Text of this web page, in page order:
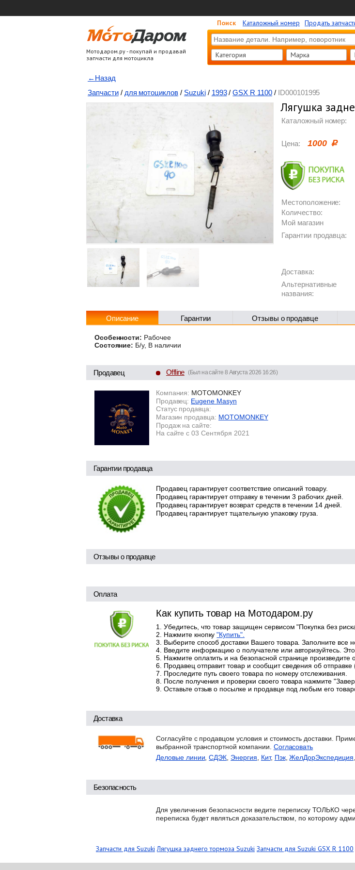
Мотодаром.ру - покупай и продавай
запчасти для мотоцикла
Поиск Каталожный номер Продать
Категория Марка
←Назад
Запчасти / для мотоциклов / Suzuki / 1993 / GSX R 1100/ ID000101995
Лягушка
Каталожный номер:
Цена: 1000
Местоположение:
Количество:
Мой магазин
Гарантии продавца:
Доставка:
Альтернативные
названия:
Описание Гарантии Отзывы о продавце
Особенности: Рабочее
Состояние: Б/у, В наличии
Продавец Offline (Был на сайте 8 Августа 2026 16:26)
Компания: MOTOMONKEY
Продавец: Eugene Masyn
Статус продавца:
Магазин продавца: MOTOMONKEY
Продаж на сайте:
На сайте с 03 Сентября 2021
Гарантии продавца
Продавец гарантирует соответствие описаний товару.
Продавец гарантирует отправку в течении 3 рабочих дней.
Продавец гарантирует возврат средств в течении 14 дней.
Продавец гарантирует тщательную упаковку груза.
Отзывы о продавце
Оплата
Как купить товар на Мотодаром.ру
Убедитесь, что товар защищен сервисом "Покупка без
Нажмите кнопку"Купить".
Выберите способ доставки Вашего товара. Заполните
Введите информацию о получателе или авторизуйтесь.
Нажмите оплатить и на безопасной странице произведите
Продавец отправит товар и сообщит сведения об
Проследите путь своего товара по номеру отслеживания.
После получения и проверки своего товара нажмите
Оставьте отзыв о посылке и продавце под любым его
Доставка
Согласуйте с продавцом условия и стоимость доставки.
выбранной транспортной компании. Согласовать
Деловые линии ,СДЭК Энергия Кит, Пэк,ЖелДорЭкспедиция
Безопасность
Для увеличения безопасности ведите переписку ТОЛЬКО
переписка будет являться доказательством, по которому
Запчасти для Suzuki Лягушка заднего тормоза Suzuki Запчасти для Suzuki GSX R 1100